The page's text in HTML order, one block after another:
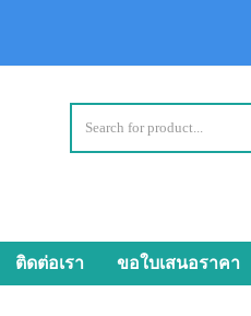
ติดต่อเรา ขอใบเสนอราคา